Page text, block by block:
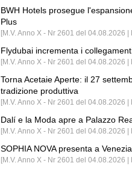
BWH Hotels prosegue
Plus
[M.V. Anno X - Nr 2601 del 04.08.2026 |
Flydubai incrementa i
[M.V. Anno X - Nr 2601 del 04.08.2026 |
Torna Acetaie Aperte: il 27
tradizione produttiva
[M.V. Anno X - Nr 2601 del 04.08.2026 |
Dalí e la Moda apre a Palazzo
[M.V. Anno X - Nr 2601 del 04.08.2026 |
SOPHIA NOVA presenta a
[M.V. Anno X - Nr 2601 del 04.08.2026